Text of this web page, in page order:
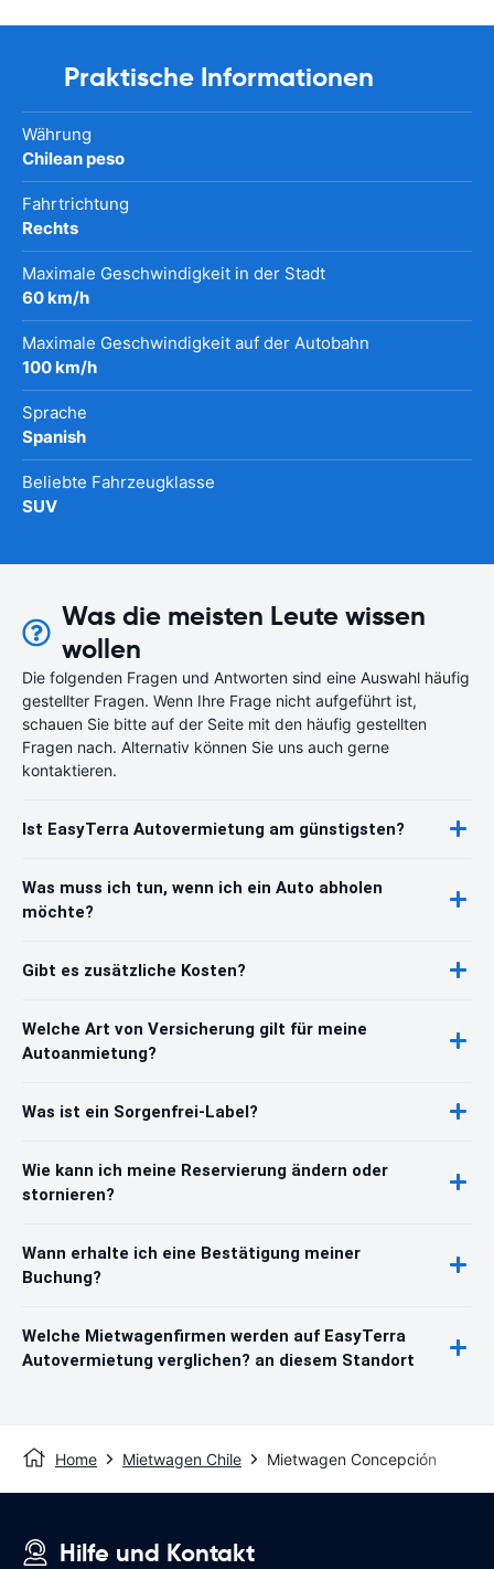
Praktische Informationen
Währung
Chilean peso
Fahrtrichtung
Rechts
Maximale Geschwindigkeit in der Stadt
60 km/h
Maximale Geschwindigkeit auf der Autobahn
100 km/h
Sprache
Spanish
Beliebte Fahrzeugklasse
SUV
Was die meisten Leute wissen
wollen
Die folgenden Fragen und Antworten sind eine Auswahl häufig
gestellter Fragen. Wenn Ihre Frage nicht aufgeführt ist,
schauen Sie bitte auf der Seite mit den häufig gestellten
Fragen nach. Alternativ können Sie uns auch gerne
kontaktieren.
Ist EasyTerra Autovermietung am günstigsten?
Was muss ich tun, wenn ich ein Auto abholen
möchte?
Gibt es zusätzliche Kosten?
Welche Art von Versicherung gilt für meine
Autoanmietung?
Was ist ein Sorgenfrei-Label?
Wie kann ich meine Reservierung ändern oder
stornieren?
Wann erhalte ich eine Bestätigung meiner
Buchung?
Welche Mietwagenfirmen werden auf EasyTerra
Autovermietung verglichen? an diesem Standort
Home Mietwagen Chile Mietwagen Concepción
Hilfe und Kontakt